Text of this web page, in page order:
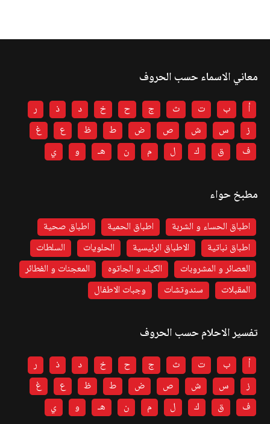
معاني الاسماء حسب الحروف
أ ب ت ث ج ح خ د ذ
ر
ز
س ش ص ض ط ظ ع
غ
ف
ق ك ل م ن هـ و ي
مطبخ حواء
اطباق الحساء و الشربة اطباق الحمية
اطباق صحية
اطباق نباتية
الاطباق الرئيسية الحلويات
السلطات
العصائر و المشروبات
الكيك و الجاتوه
المعجنات و الفطائر
المقبلات
سندوتشات وجبات الاطفال
تفسير الاحلام حسب الحروف
أ ب ت ث ج ح خ د ذ
ر
ز
س ش ص ض ط ظ ع
غ
ف
ق ك ل م ن هـ و ي